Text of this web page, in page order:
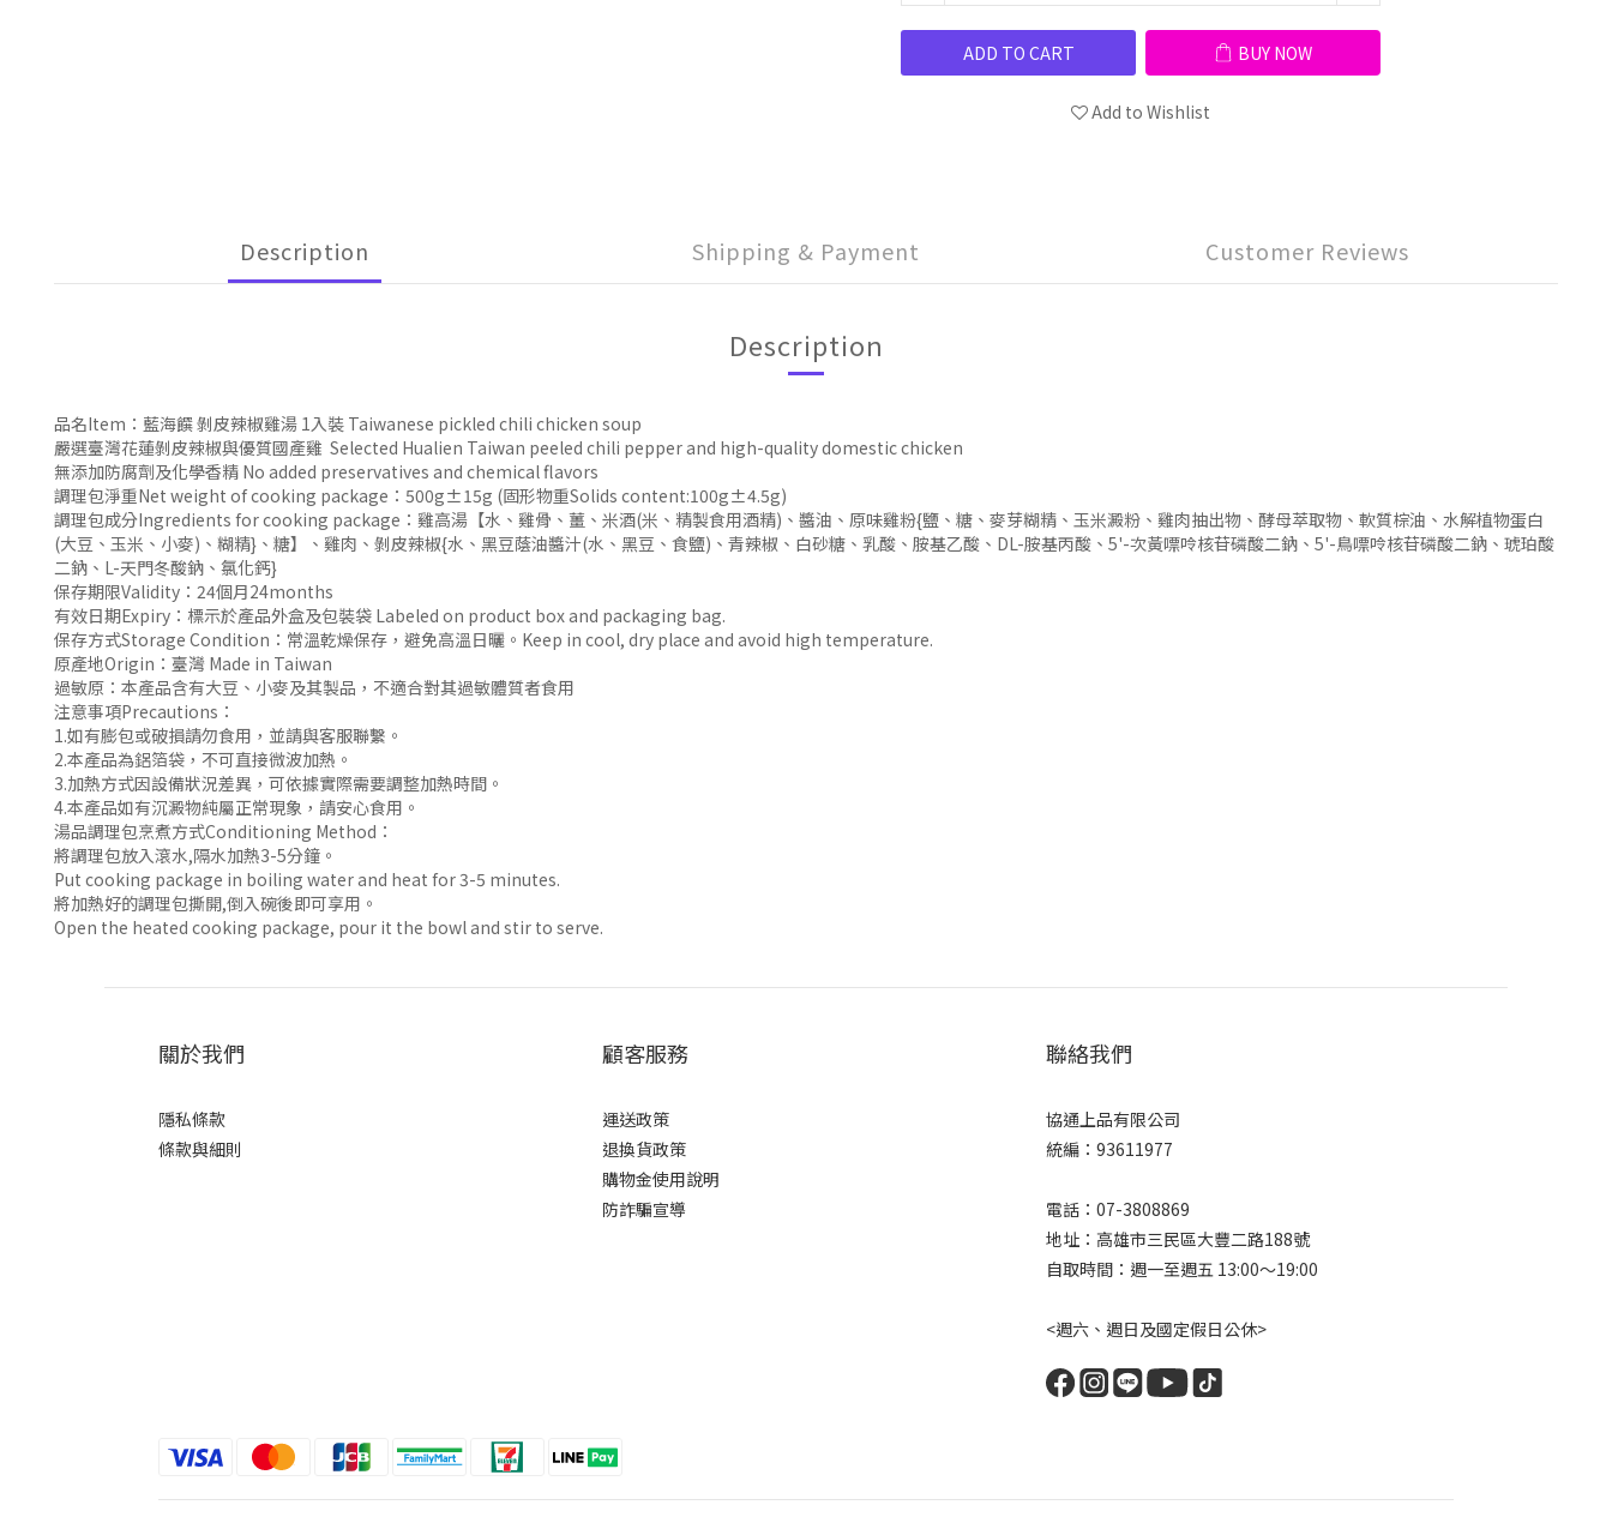
ADD TO CART BUY NOW
Add to Wishlist
Description Shipping & Payment Customer Reviews
Description
品名Item：藍海饌 剝皮辣椒雞湯 1入裝 Taiwanese pickled chili chicken soup
嚴選臺灣花蓮剝皮辣椒與優質國產雞 Selected Hualien Taiwan peeled chili pepper and high-quality domestic chicken
無添加防腐劑及化學香精 No added preservatives and chemical flavors
調理包淨重Net weight of cooking package：500g±15g (固形物重Solids content:100g±4.5g)
調理包成分Ingredients for cooking package：雞高湯【水、雞骨、薑、米酒(米、精製食用酒精)、醬油、原味雞粉{鹽、糖、麥芽糊精、玉米澱粉、雞肉抽出物、酵母萃取物、軟質棕油、水解植物蛋白
(大豆、玉米、小麥)、糊精}、糖】、雞肉、剝皮辣椒{水、黑豆蔭油醬汁(水、黑豆、食鹽)、青辣椒、白砂糖、乳酸、胺基乙酸、DL-胺基丙酸、5'-次黃嘌呤核苷磷酸二鈉、5'-鳥嘌呤核苷磷酸二鈉、琥珀酸
二鈉、L-天門冬酸鈉、氯化鈣}
保存期限Validity：24個月24months
有效日期Expiry：標示於產品外盒及包裝袋 Labeled on product box and packaging bag.
保存方式Storage Condition：常溫乾燥保存，避免高溫日曬。Keep in cool, dry place and avoid high temperature.
原產地Origin：臺灣 Made in Taiwan
過敏原：本產品含有大豆、小麥及其製品，不適合對其過敏體質者食用
注意事項Precautions：
1.如有膨包或破損請勿食用，並請與客服聯繫。
2.本產品為鋁箔袋，不可直接微波加熱。
3.加熱方式因設備狀況差異，可依據實際需要調整加熱時間。
4.本產品如有沉澱物純屬正常現象，請安心食用。
湯品調理包烹煮方式Conditioning Method：
將調理包放入滾水,隔水加熱3-5分鐘。
Put cooking package in boiling water and heat for 3-5 minutes.
將加熱好的調理包撕開,倒入碗後即可享用。
Open the heated cooking package, pour it the bowl and stir to serve.
關於我們
隱私條款
條款與細則
顧客服務
運送政策
退換貨政策
購物金使用說明
防詐騙宣導
聯絡我們
協通上品有限公司
統編：93611977
電話：07-3808869
地址：高雄市三民區大豐二路188號
自取時間：週一至週五 13:00～19:00
<週六、週日及國定假日公休>